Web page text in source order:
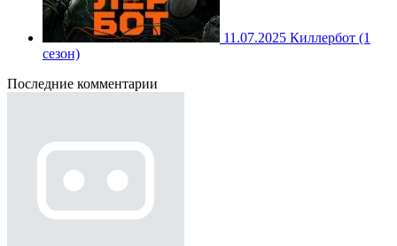
11.07.2025 Киллербот (1
сезон)
Последние комментарии